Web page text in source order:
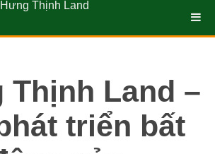
Hưng Thịnh Land